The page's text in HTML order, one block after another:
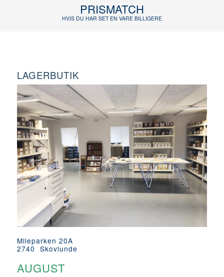
PRISMATCH
HVIS DU HAR SET EN VARE BILLIGERE
LAGERBUTIK
Mileparken 20A
2740 Skovlunde
AUGUST